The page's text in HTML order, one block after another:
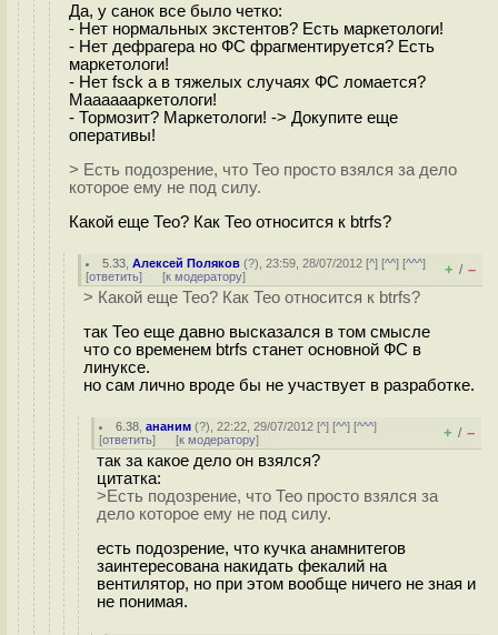
Да, у санок все было четко:
- Нет нормальных экстентов? Есть маркетологи!
- Нет дефрагера но ФС фрагментируется? Есть
маркетологи!
- Нет fsck а в тяжелых случаях ФС ломается?
Мааааааркетологи!
- Тормозит? Маркетологи! -> Докупите еще
оперативы!
> Есть подозрение, что Тео просто взялся за дело
которое ему не под силу.
Какой еще Тео? Как Тео относится к btrfs?
5.33 ,Алексей Поляков (?), 23:59, 28/07/2012 [^] [^^] [^^^]
[ответить] [к модератору] + / –
> Какой еще Тео? Как Тео относится к btrfs?
так Тео еще давно высказался в том смысле
что со временем btrfs станет основной ФС в
линуксе.
но сам лично вроде бы не участвует в разработке.
6.38 ,ананим (?), 22:22, 29/07/2012 [^] [^^] [^^^]
[ответить] [к модератору] + / –
так за какое дело он взялся?
цитатка:
>Есть подозрение, что Тео просто взялся за
дело которое ему не под силу.
есть подозрение, что кучка анамнитегов
заинтересована накидать фекалий на
вентилятор, но при этом вообще ничего не зная и
не понимая.